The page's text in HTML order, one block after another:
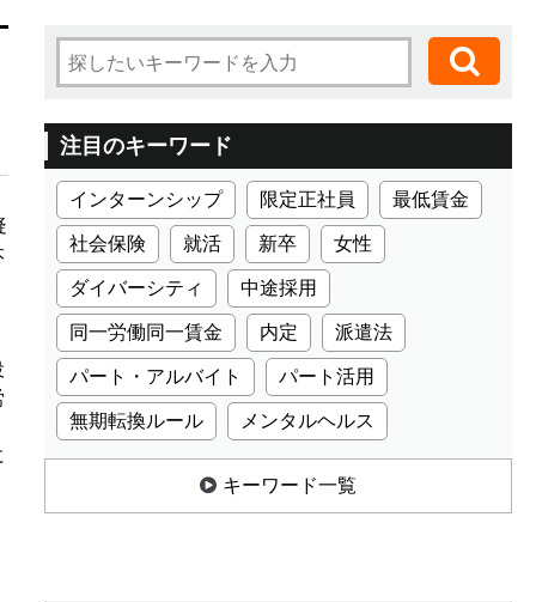
注目のキーワード
インターンシップ 限定正社員 最低賃金
社会保険 就活 新卒 女性
ダイバーシティ 中途採用
同一労働同一賃金 内定 派遣法
パート・アルバイト パート活用
無期転換ルール メンタルヘルス
キーワード一覧